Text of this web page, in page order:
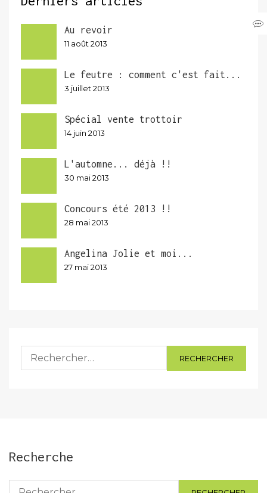
Au revoir
11 août 2013
Le feutre : comment c'est fait...
3 juillet 2013
Spécial vente trottoir
14 juin 2013
L'automne... déjà !!
30 mai 2013
Concours été 2013 !!
28 mai 2013
Angelina Jolie et moi...
27 mai 2013
Rechercher :
Recherche
Rechercher :